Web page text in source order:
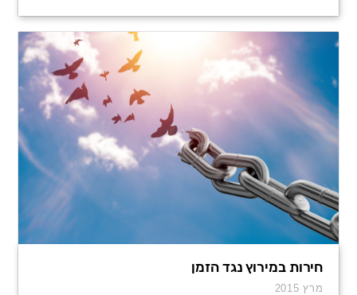
חירות במירוץ נגד הזמן
מרץ 2015